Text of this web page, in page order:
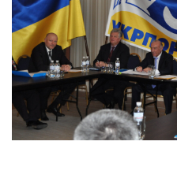
ТОВ
ТОВ «Форкс»